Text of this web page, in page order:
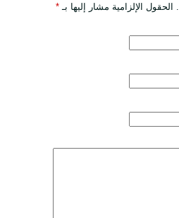
الحقول الإلزامية مشار إليها بـ *